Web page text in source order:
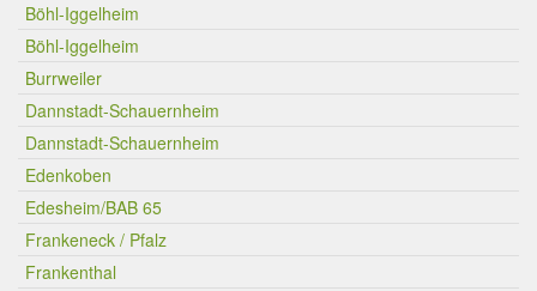
Böhl-Iggelheim
Böhl-Iggelheim
Burrweiler
Dannstadt-Schauernheim
Dannstadt-Schauernheim
Edenkoben
Edesheim/BAB 65
Frankeneck / Pfalz
Frankenthal